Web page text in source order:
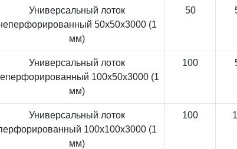
Универсальный лоток
50x50x3000 (1
мм)
50
Универсальный лоток
100x50x3000 (1
мм)
100
Универсальный лоток
100x100x3000 (1
мм)
100